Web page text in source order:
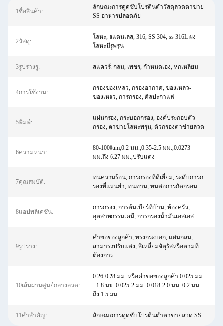
1ชื่อสินค้า:
ลักษณะการดูดซับโปรตีนต่ำวัสดุลวดตาข่าย
SS อาหารปลอดภัย
2วัสดุ:
โลหะ, สแตนเลส, 316, SS 304, ss 316L ผง
โลหะมีรูพรุน
3รูปร่างรู: สแควร์, กลม, เพชร, กำหนดเอง, หกเหลี่ยม
4การใช้งาน:
กรองของเหลว, กรองอากาศ, ของเหลว-
ของเหลว, การกรอง, ศิลปะกาแฟ
5พิมพ์:
แผ่นกรอง, กระบอกกรอง, องค์ประกอบตัว
กรอง, ตาข่ายโลหะพรุน, ตัวกรองตาข่ายลวด
6ความหนา:
80-1000um,0.2 มม.,0.35-2.5 มม.,0.0273
มม.ถึง 6.27 มม.,ปรับแต่ง
7คุณสมบัติ:
ทนความร้อน, การกรองที่ดีเยี่ยม, ระดับการก
รองที่แม่นยำ, ทนทาน, ทนต่อการกัดกร่อน
8แอปพลิเคชัน:
การกรอง, การต้มเบียร์ที่บ้าน, ห้องครัว,
อุตสาหกรรมเคมี, การกรองน้ำมันเอสเอส
9รูปร่าง:
คำขอของลูกค้า, ทรงกระบอก, แผ่นกลม,
สามารถปรับแต่ง, สี่เหลี่ยมจัตุรัสหรือตามที่
ต้องการ
10เส้นผ่านศูนย์กลางลวด:
0.26-0.28 มม. หรือคำขอของลูกค้า 0.025 มม.
- 1.8 มม. 0.025-2 มม. 0.018-2.0 มม. 0.2 มม.
ถึง 1.5 มม.
11คำสำคัญ: ลักษณะการดูดซับโปรตีนต่ำตาข่ายลวด SS